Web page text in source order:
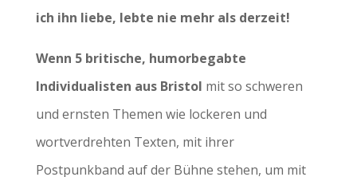
ich ihn liebe, lebte nie mehr als derzeit!
Wenn 5 britische, humorbegabte
Individualisten aus Bristol mit so schweren
und ernsten Themen wie lockeren und
wortverdrehten Texten, mit ihrer
Postpunkband auf der Bühne stehen, um mit